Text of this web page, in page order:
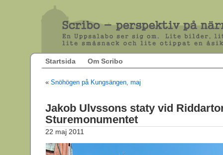
Startsida Om Scribo
« Snöhögen på Kungsängen, maj
Jakob Ulvssons staty vid
Sturemonumentet
22 maj 2011